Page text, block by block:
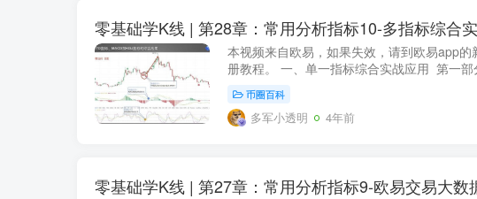
零基础学K线 | 第28章：常用分析指标10-多指标综合
本视频来自欧易，如果失效，请到欧易app
册教程。 一、单一指标综合实战应用 第一
币圈百科
多军小透明 4年前
零基础学K线 | 第27章：常用分析指标9-欧易交易大数